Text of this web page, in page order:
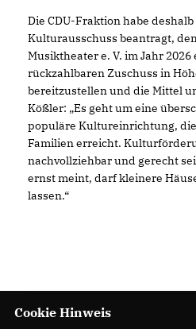
Die CDU-Fraktion habe
Kulturausschuss beantragt,
Musiktheater e. V. im Jahr
rückzahlbaren Zuschuss in
bereitzustellen und die Mittel
Kößler: „Es geht um eine
populäre Kultureinrichtung,
Familien erreicht.
nachvollziehbar und gerecht
ernst meint, darf kleinere
lassen.“
Cookie Hinweis